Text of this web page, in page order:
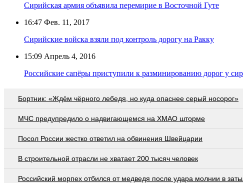
Сирийская армия объявила перемирие в Восточной Гуте
16:47 Фев. 11, 2017
Сирийские войска взяли под контроль дорогу на Ракку
15:09 Апрель 4, 2016
Российские сапёры приступили к разминированию дорог у
Бортник: «Ждём чёрного лебедя, но куда опаснее серый носорог»
МЧС предупредило о надвигающемся на ХМАО шторме
Посол России жестко ответил на обвинения Швейцарии
В строительной отрасли не хватает 200 тысяч человек
Российский морпех отбился от медведя после удара молнии в